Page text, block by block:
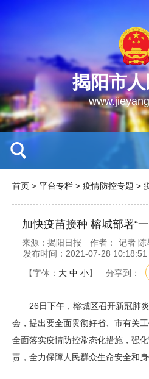
揭阳市
首页 > 平台专栏 > 疫情防控专题 >
加快疫苗接种 榕城部署“
来源：揭阳日报 作者：
记者 陈
发布时间：2021-07-28 10:18:51
【字体： 大 中 小】 分享到：
26日下午，榕城区召开新冠肺炎
会，提出要全面贯彻好省、市有关
全面落实疫情防控常态化措施，强
责，全力保障人民群众生命安全和身